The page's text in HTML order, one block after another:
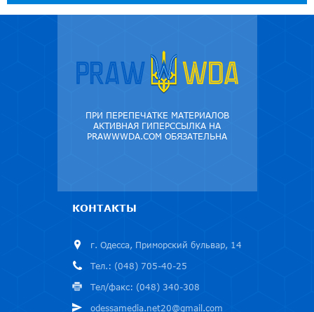
ПРИ ПЕРЕПЕЧАТКЕ МАТЕРИАЛОВ
АКТИВНАЯ ГИПЕРССЫЛКА НА
PRAWWWDA.COM ОБЯЗАТЕЛЬНА
КОНТАКТЫ
г. Одесса, Приморский бульвар, 14
Тел.: (048) 705-40-25
Тел/факс: (048) 340-308
odessamedia.net20@gmail.com